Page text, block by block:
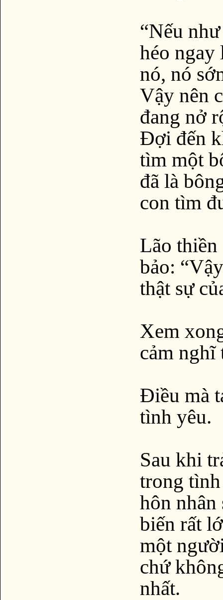
“Nếu
héo ngay
nó, nó
Vậy nên
đang nở
Đợi đến
tìm một
đã là
con tìm
Lão
bảo:
thật sự
Xem
cảm nghĩ
Điều mà
tình yêu.
Sau khi
trong
hôn nhân
biến rất
một
chứ
nhất.